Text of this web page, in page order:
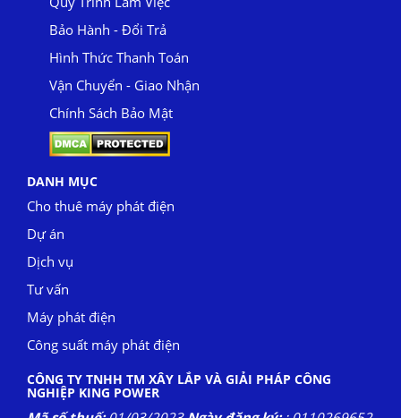
Bảo Hành - Đổi Trả
Hình Thức Thanh Toán
Vận Chuyển - Giao Nhận
Chính Sách Bảo Mật
DANH MỤC
Cho thuê máy phát điện
Dự án
Dịch vụ
Tư vấn
Máy phát điện
Công suất máy phát điện
CÔNG TY TNHH TM XÂY LẮP VÀ GIẢI PHÁP CÔNG
NGHIỆP KING POWER